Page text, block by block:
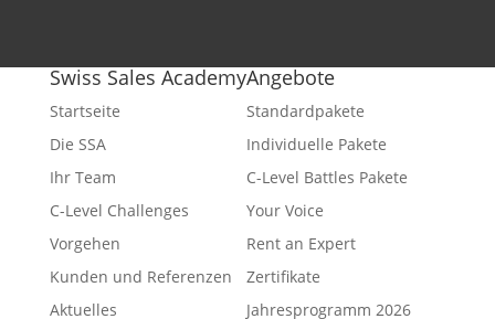
Swiss Sales Academy
Startseite
Die SSA
Ihr Team
C-Level Challenges
Vorgehen
Kunden und Referenzen
Aktuelles
Angebote
Standardpakete
Individuelle Pakete
C-Level Battles Pakete
Your Voice
Rent an Expert
Zertifikate
Jahresprogramm 2026